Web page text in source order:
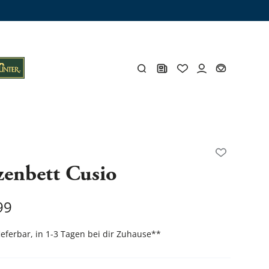
Cusio
in 1-3 Tagen bei dir Zuhause**